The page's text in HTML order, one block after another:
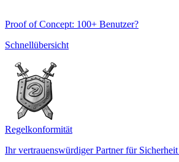
Proof of Concept: 100+ Benutzer?
Schnellübersicht
Regelkonformität
Ihr vertrauenswürdiger Partner für